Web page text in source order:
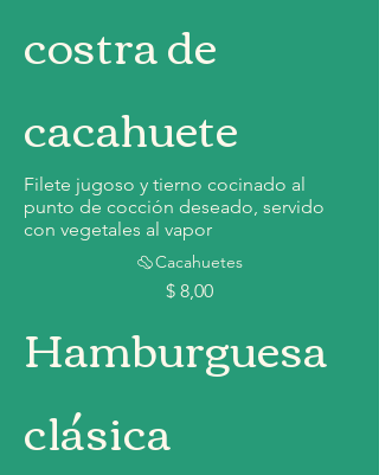
costra de
cacahuete
Filete jugoso y tierno cocinado al
punto de cocción deseado, servido
con vegetales al vapor
$ 8,00
Cacahuetes
Hamburguesa
clásica